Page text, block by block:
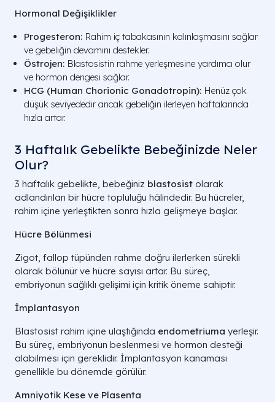
Hormonal Değişiklikler
Progesteron: Rahim iç tabakasının kalınlaşmasını sağlar
ve gebeliğin devamını destekler.
Östrojen: Blastosistin rahme yerleşmesine yardımcı olur
ve hormon dengesi sağlar.
HCG (Human Chorionic Gonadotropin): Henüz çok
düşük seviyededir ancak gebeliğin ilerleyen haftalarında
hızla artar.
3 Haftalık Gebelikte Bebeğinizde Neler
Olur?
3 haftalık gebelikte, bebeğiniz blastosist olarak
adlandırılan bir hücre topluluğu hâlindedir. Bu hücreler,
rahim içine yerleştikten sonra hızla gelişmeye başlar.
Hücre Bölünmesi
Zigot, fallop tüpünden rahme doğru ilerlerken sürekli
olarak bölünür ve hücre sayısı artar. Bu süreç,
embriyonun sağlıklı gelişimi için kritik öneme sahiptir.
İmplantasyon
Blastosist rahim içine ulaştığında endometriuma yerleşir.
Bu süreç, embriyonun beslenmesi ve hormon desteği
alabilmesi için gereklidir. İmplantasyon kanaması
genellikle bu dönemde görülür.
Amniyotik Kese ve Plasenta